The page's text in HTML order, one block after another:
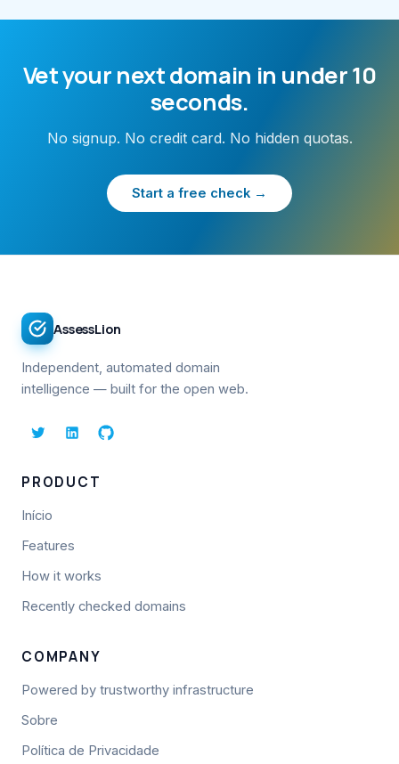
Vet your next domain in under 10
seconds.
No signup. No credit card. No hidden quotas.
Start a free check →
AssessLion
Independent, automated domain
intelligence — built for the open web.
PRODUCT
Início
Features
How it works
Recently checked domains
COMPANY
Powered by trustworthy infrastructure
Sobre
Política de Privacidade